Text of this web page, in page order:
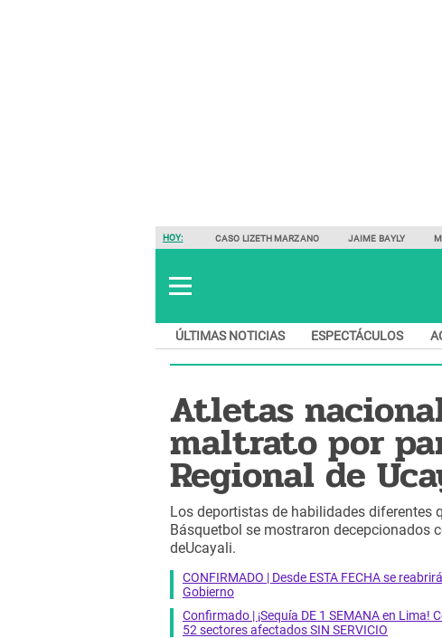
HOY: CASO LIZETH MARZANO JAIME BAYLY
ÚLTIMAS NOTICIAS ESPECTÁCULOS
Atletas
maltrato por
Regional de
Los deportistas de habilidades diferentes
Básquetbol se mostraron decepcionados
deUcayali.
CONFIRMADO | Desde ESTA FECHA se
Gobierno
Confirmado | ¡Sequía DE 1 SEMANA en Lima!
52 sectores afectados SIN SERVICIO